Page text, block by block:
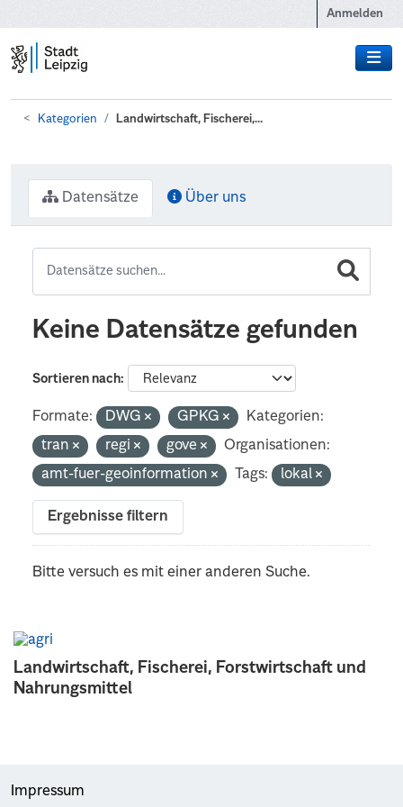
Anmelden
Kategorien Landwirtschaft, Fischerei,...
Landwirtschaft, Fischerei, Forstwirtschaft und
Nahrungsmittel
Datensätze Über uns
Keine Datensätze gefunden
Sortieren nach
Formate: DWG GPKG
Kategorien:
tran
regi gove
Organisationen:
amt-fuer-geoinformation
Tags: lokal
Ergebnisse filtern
Bitte versuch es mit einer anderen Suche.
Impressum